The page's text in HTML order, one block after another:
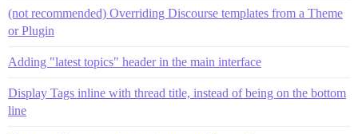
(not recommended) Overriding Discourse templates from a Theme
or Plugin
Adding "latest topics" header in the main interface
Display Tags inline with thread title, instead of being on the bottom
line